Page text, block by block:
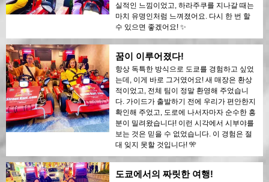
실적인 느낌이었고, 하라주쿠를 지나갈 때는
마치 유명인처럼 느껴졌어요. 다시 한 번 할
수 있으면 좋겠어요! ✨
꿈이 이루어졌다!
항상 독특한 방식으로 도쿄를 경험하고 싶었
는데, 이게 바로 그거였어요! 새 매장은 환상
적이었고, 전체 팀이 정말 환영해 주었습니
다. 가이드가 출발하기 전에 우리가 편안한지
확인해 주었고, 도로에 나서자마자 순수한 흥
분이 밀려왔습니다! 이런 시각에서 시부야를
보는 것은 믿을 수 없었습니다. 이 경험은 절
대 잊지 못할 것입니다! 🎌
도쿄에서의 짜릿한 여행!